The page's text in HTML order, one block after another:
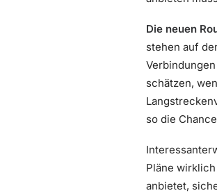
Die neuen
stehen auf
schätzen,
so die
Pläne
anbietet,